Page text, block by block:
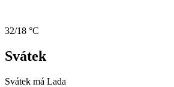
32/18 °C
Svátek
Svátek má Lada